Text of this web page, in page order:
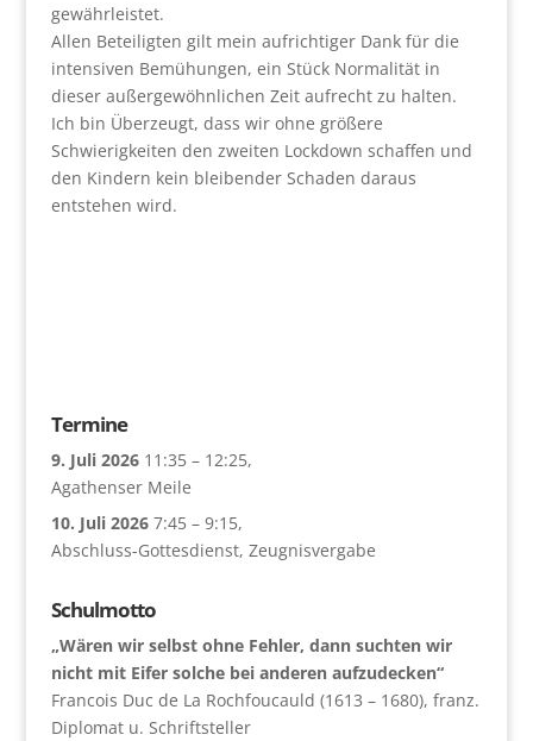
gewährleistet.
Allen Beteiligten gilt mein aufrichtiger Dank für die
intensiven Bemühungen, ein Stück Normalität in
dieser außergewöhnlichen Zeit aufrecht zu halten.
Ich bin Überzeugt, dass wir ohne größere
Schwierigkeiten den zweiten Lockdown schaffen und
den Kindern kein bleibender Schaden daraus
entstehen wird.
Termine
9. Juli 2026 11:35 – 12:25,
Agathenser Meile
10. Juli 2026 7:45 – 9:15,
Abschluss-Gottesdienst, Zeugnisvergabe
Schulmotto
„Wären wir selbst ohne Fehler, dann suchten wir
nicht mit Eifer solche bei anderen aufzudecken“
Francois Duc de La Rochfoucauld (1613 – 1680), franz.
Diplomat u. Schriftsteller